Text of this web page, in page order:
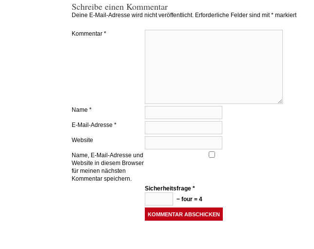
Schreibe einen Kommentar
Deine E-Mail-Adresse wird nicht veröffentlicht. Erforderliche Felder sind mit* markiert
Kommentar *
Name *
E-Mail-Adresse *
Website
Name, E-Mail-Adresse und
Website in diesem Browser
für meinen nächsten
Kommentar speichern.
Sicherheitsfrage *
− four = 4